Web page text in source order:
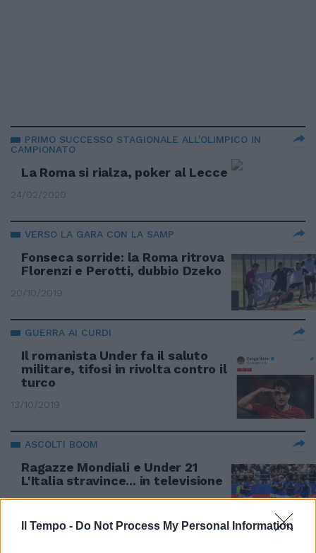
Il Tempo - Do Not Process My Personal Information
PRIMO SUCCESSO STAGIONALE ALL'OLIMPICO IN
CAMPIONATO
La Roma si rialza, poker al Lecce
24/02/2020
VERSO LA GARA CON LA SAMP
Fonseca sorride: la Roma ritrova
Florenzi e Perotti, dubbio Dzeko
20/10/2019
GUERRA AI CURDI
Il romanista Under fa il saluto
militare, tifosi in rivolta contro il
turco
13/10/2019
ASCOLTI BOOM
Ragazze Mondiali e Under 21
L'Italia stravince... in televisione
23/06/2019